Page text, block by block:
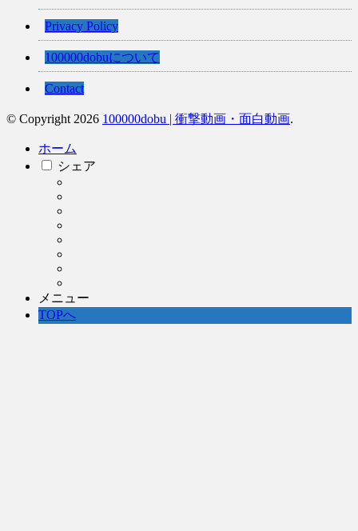
【中国】処理水の問題化狙うも不発？ASEAN関連会合で賛同広がらず
【韓国】54.1％「IAEA報告書を信用しない」
Powered by livedoor 相互RSS
Privacy Policy
100000dobuについて
Contact
© Copyright 2026 100000dobu | 衝撃動画・面白動画.
ホーム
シェア
メニュー
TOPへ